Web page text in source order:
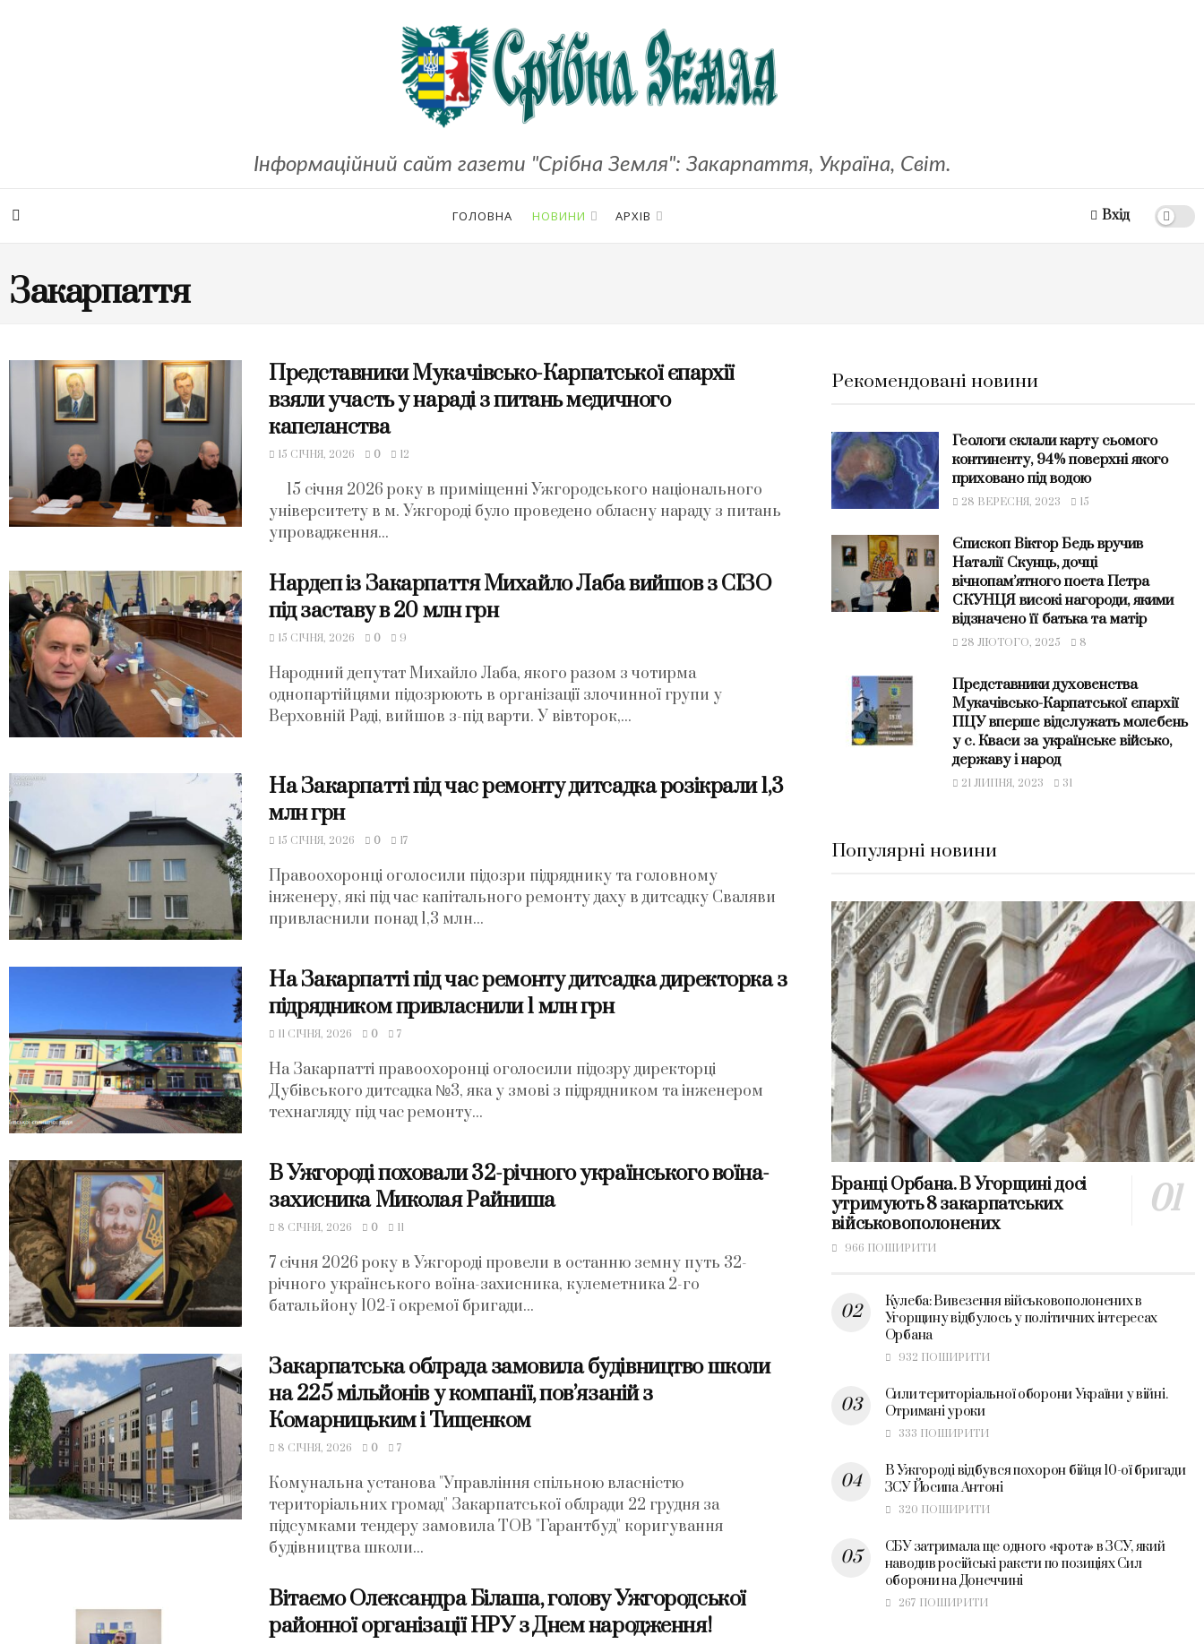
Інформаційний сайт газети "Срібна Земля": Закарпаття, Україна, Світ.
ГОЛОВНА НОВИНИ АРХІВ Вхід
Закарпаття
Представники Мукачівсько-Карпатської єпархії
взяли участь у нараді з питань медичного
капеланства
15 СІЧНЯ, 2026 0 12
15 січня 2026 року в приміщенні Ужгородського національного
університету в м. Ужгороді було проведено обласну нараду з питань
упровадження...
Нардеп із Закарпаття Михайло Лаба вийшов з СІЗО
під заставу в 20 млн грн
15 СІЧНЯ, 2026 0 9
Народний депутат Михайло Лаба, якого разом з чотирма
однопартійцями підозрюють в організації злочинної групи у
Верховній Раді, вийшов з-під варти. У вівторок,...
На Закарпатті під час ремонту дитсадка розікрали 1,3
млн грн
15 СІЧНЯ, 2026 0 17
Правоохоронці оголосили підозри підряднику та головному
інженеру, які під час капітального ремонту даху в дитсадку Сваляви
привласнили понад 1,3 млн...
На Закарпатті під час ремонту дитсадка директорка з
підрядником привласнили 1 млн грн
11 СІЧНЯ, 2026 0 7
На Закарпатті правоохоронці оголосили підозру директорці
Дубівського дитсадка №3, яка у змові з підрядником та інженером
технагляду під час ремонту...
В Ужгороді поховали 32-річного українського воїна-
захисника Миколая Райниша
8 СІЧНЯ, 2026 0 11
7 січня 2026 року в Ужгороді провели в останню земну путь 32-
річного українського воїна-захисника, кулеметника 2-го
батальйону 102-ї окремої бригади...
Закарпатська облрада замовила будівництво школи
на 225 мільйонів у компанії, пов’язаній з
Комарницьким і Тищенком
8 СІЧНЯ, 2026 0 7
Комунальна установа "Управління спільною власністю
територіальних громад" Закарпатської облради 22 грудня за
підсумками тендеру замовила ТОВ "Гарантбуд" коригування
будівництва школи...
Вітаємо Олександра Білаша, голову Ужгородської
районної організації НРУ з Днем народження!
Рекомендовані новини
Геологи склали карту сьомого
континенту, 94% поверхні якого
приховано під водою
28 ВЕРЕСНЯ, 2023 15
Єпископ Віктор Бедь вручив
Наталії Скунць, дочці
вічнопам’ятного поета Петра
СКУНЦЯ високі нагороди, якими
відзначено її батька та матір
28 ЛЮТОГО, 2025 8
Представники духовенства
Мукачівсько-Карпатської єпархії
ПЦУ вперше відслужать молебень
у с. Кваси за українське військо,
державу і народ
21 ЛИПНЯ, 2023 31
Популярні новини
Бранці Орбана. В Угорщині досі
утримують 8 закарпатських
військовополонених
966 ПОШИРИТИ
Кулеба: Вивезення військовополонених в
Угорщину відбулось у політичних інтересах
Орбана
932 ПОШИРИТИ
Сили територіальної оборони України у війні.
Отримані уроки
333 ПОШИРИТИ
В Ужгороді відбувся похорон бійця 10-ої бригади
ЗСУ Йосипа Антоні
320 ПОШИРИТИ
СБУ затримала ще одного «крота» в ЗСУ, який
наводив російські ракети по позиціях Сил
оборони на Донеччині
267 ПОШИРИТИ